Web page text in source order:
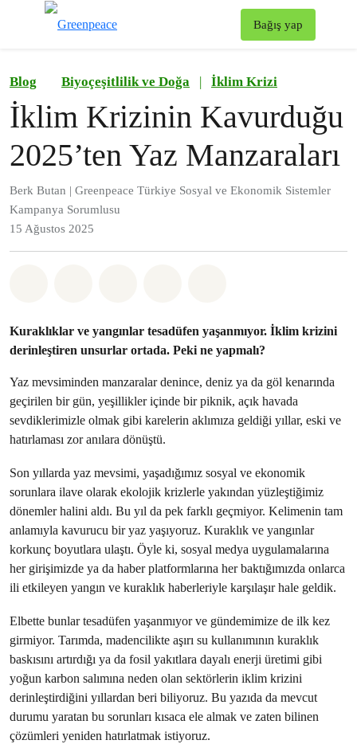
Bağış yap
Blog Biyoçeşitlilik ve Doğa | İklim Krizi
İklim Krizinin Kavurduğu
2025’ten Yaz Manzaraları
Berk Butan | Greenpeace Türkiye Sosyal ve Ekonomik Sistemler
Kampanya Sorumlusu
15 Ağustos 2025
Kuraklıklar ve yangınlar tesadüfen yaşanmıyor. İklim krizini
derinleştiren unsurlar ortada. Peki ne yapmalı?
Yaz mevsiminden manzaralar denince, deniz ya da göl kenarında
geçirilen bir gün, yeşillikler içinde bir piknik, açık havada
sevdiklerimizle olmak gibi karelerin aklımıza geldiği yıllar, eski ve
hatırlaması zor anılara dönüştü.
Son yıllarda yaz mevsimi, yaşadığımız sosyal ve ekonomik
sorunlara ilave olarak ekolojik krizlerle yakından yüzleştiğimiz
dönemler halini aldı. Bu yıl da pek farklı geçmiyor. Kelimenin tam
anlamıyla kavurucu bir yaz yaşıyoruz. Kuraklık ve yangınlar
korkunç boyutlara ulaştı. Öyle ki, sosyal medya uygulamalarına
her girişimizde ya da haber platformlarına her baktığımızda onlarca
ili etkileyen yangın ve kuraklık haberleriyle karşılaşır hale geldik.
Elbette bunlar tesadüfen yaşanmıyor ve gündemimize de ilk kez
girmiyor. Tarımda, madencilikte aşırı su kullanımının kuraklık
baskısını artırdığı ya da fosil yakıtlara dayalı enerji üretimi gibi
yoğun karbon salımına neden olan sektörlerin iklim krizini
derinleştirdiğini yıllardan beri biliyoruz. Bu yazıda da mevcut
durumu yaratan bu sorunları kısaca ele almak ve zaten bilinen
çözümleri yeniden hatırlatmak istiyoruz.